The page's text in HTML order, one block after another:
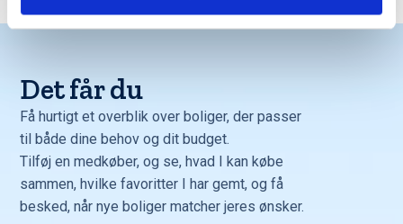
Det får du
Få hurtigt et overblik over boliger, der passer
til både dine behov og dit budget.
Tilføj en medkøber, og se, hvad I kan købe
sammen, hvilke favoritter I har gemt, og få
besked, når nye boliger matcher jeres ønsker.